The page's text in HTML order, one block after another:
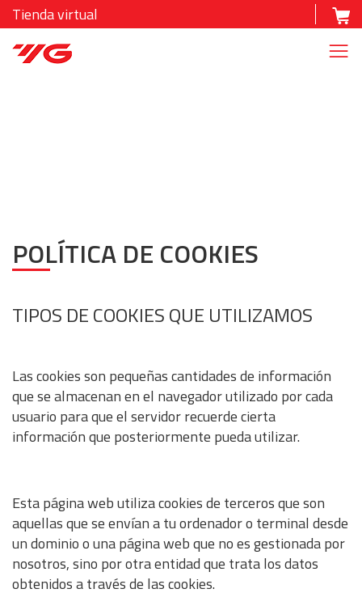
Tienda virtual
POLÍTICA DE COOKIES
TIPOS DE COOKIES QUE UTILIZAMOS
Las cookies son pequeñas cantidades de información
que se almacenan en el navegador utilizado por cada
usuario para que el servidor recuerde cierta
información que posteriormente pueda utilizar.
Esta página web utiliza cookies de terceros que son
aquellas que se envían a tu ordenador o terminal desde
un dominio o una página web que no es gestionada por
nosotros, sino por otra entidad que trata los datos
obtenidos a través de las cookies.